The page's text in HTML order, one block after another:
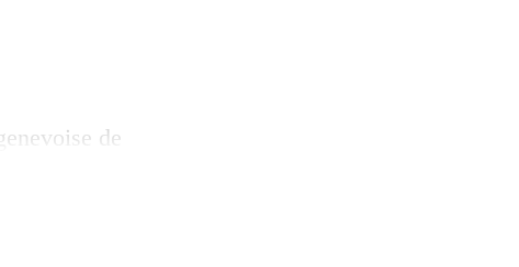
de